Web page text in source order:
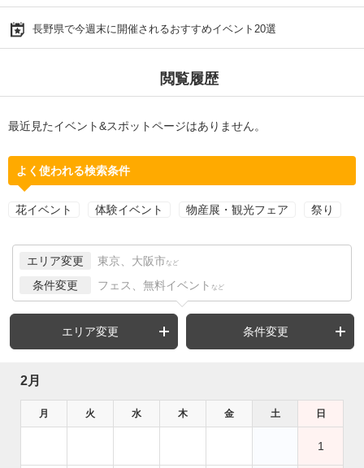
長野県で今週末に開催されるおすすめイベント20選
閲覧履歴
最近見たイベント&スポットページはありません。
よく使われる検索条件
花イベント 体験イベント 物産展・観光フェア 祭り
エリア変更 東京、大阪市 など
条件変更 フェス、無料イベント など
エリア変更 条件変更
2月
月 火 水 木 金 土 日
1